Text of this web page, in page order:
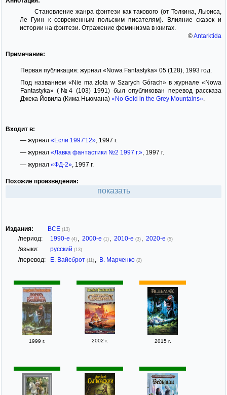
Становление жанра фэнтези как такового (от Толкина, Льюиса,
Ле Гуин к современным польским писателям). Влияние сказок и
истории на фэнтези. Отражение феминизма в книгах.
©Antarktida
Примечание:
Первая публикация: журнал «Nowa Fantastyka» 05 (128), 1993 год.
Под названием «Nie ma zlota w Szarych Górach» в журнале «Nowa
Fantastyka» (№4 (103) 1991) был опубликован перевод рассказа
Джека Йовила (Кима Ньюмана) «No Gold in the Grey Mountains».
Входит в:
— журнал «Если 1997'12», 1997 г.
— журнал «Лавка фантастики №2 1997 г.», 1997 г.
— журнал «ФД-2», 1997 г.
Похожие произведения:
показать
Издания: ВСЕ (13)
/период: 1990-е (4) , 2000-е (1) , 2010-е (3) , 2020-е (5)
/языки: русский (13)
/перевод: Е. Вайсброт (11) , В. Марченко (2)
1999 г. 2002 г. 2015 г.